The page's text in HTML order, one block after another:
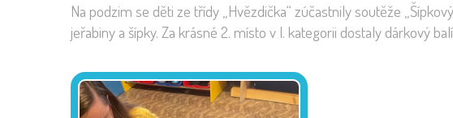
Na podzim se děti ze třídy „Hvězdička“ zúčastnily soutěže
jeřabiny a šípky. Za krásné 2. místo v I. kategorii dostaly dárkový